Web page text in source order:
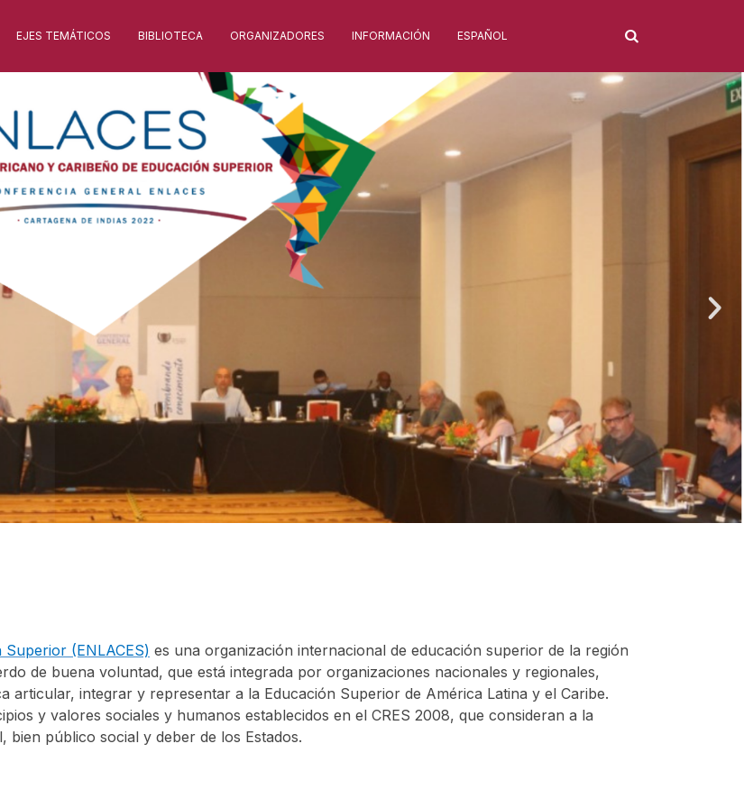
EJES TEMÁTICOS BIBLIOTECA ORGANIZADORES INFORMACIÓN ESPAÑOL
(ENLACES) es una organización internacional de educación superior de la región
de buena voluntad, que está integrada por organizaciones nacionales y regionales,
articular, integrar y representar a la Educación Superior de América Latina y el Caribe.
y valores sociales y humanos establecidos en el CRES 2008, que consideran a la
público social y deber de los Estados.